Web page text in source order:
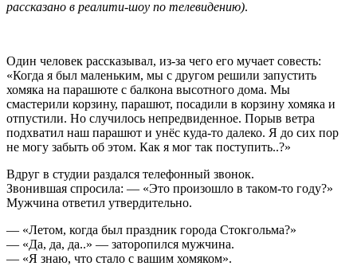
рассказано в реалити-шоу по телевидению).
Один человек рассказывал, из-за чего его мучает совесть:
«Когда я был маленьким, мы с другом решили запустить
хомяка на парашюте с балкона высотного дома. Мы
смастерили корзину, парашют, посадили в корзину хомяка и
отпустили. Но случилось непредвиденное. Порыв ветра
подхватил наш парашют и унёс куда-то далеко. Я до сих пор
не могу забыть об этом. Как я мог так поступить..?»
Вдруг в студии раздался телефонный звонок.
Звонившая спросила: — «Это произошло в таком-то году?»
Мужчина ответил утвердительно.
— «Летом, когда был праздник города Стокгольма?»
— «Да, да, да..» — заторопился мужчина.
— «Я знаю, что стало с вашим хомяком».